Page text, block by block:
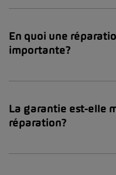
En quoi une
importante?
La garantie est-elle
réparation?